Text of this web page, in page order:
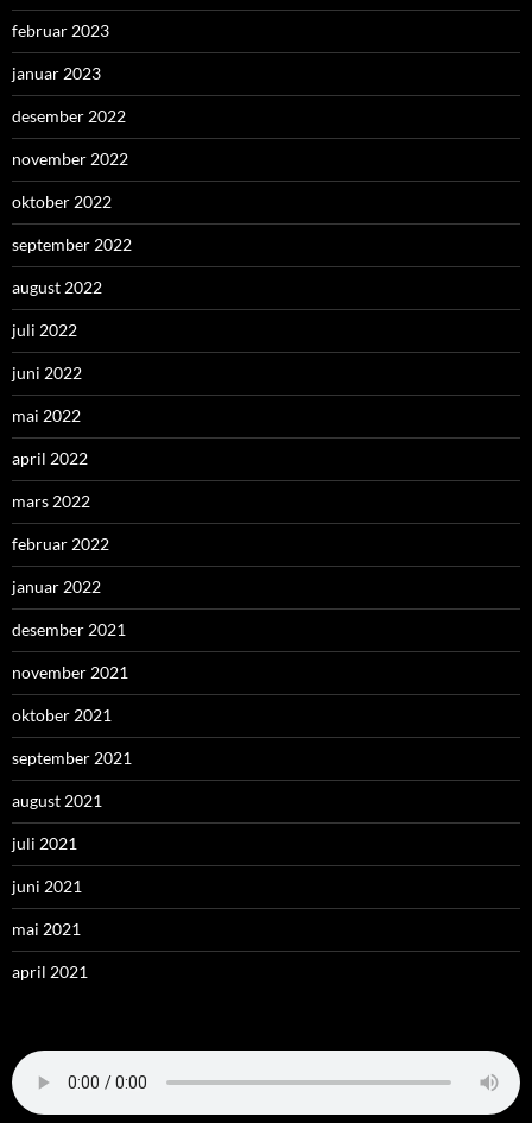
februar 2023
januar 2023
desember 2022
november 2022
oktober 2022
september 2022
august 2022
juli 2022
juni 2022
mai 2022
april 2022
mars 2022
februar 2022
januar 2022
desember 2021
november 2021
oktober 2021
september 2021
august 2021
juli 2021
juni 2021
mai 2021
april 2021